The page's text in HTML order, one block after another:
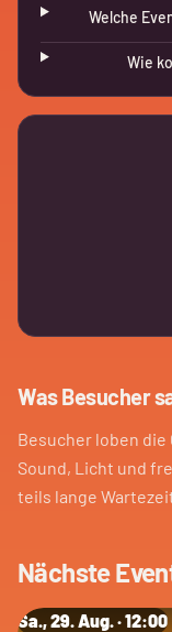
Welche
Wie
Was Besucher
Besucher loben
Sound, Licht und
teils lange
Nächste
Sa., 29. Aug. · 12:00